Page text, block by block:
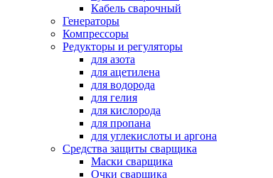
Кабель сварочный
Генераторы
Компрессоры
Редукторы и регуляторы
для азота
для ацетилена
для водорода
для гелия
для кислорода
для пропана
для углекислоты и аргона
Средства защиты сварщика
Маски сварщика
Очки сварщика